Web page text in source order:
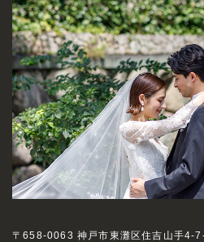
〒658-0063 神戸市東灘区住吉山手4-